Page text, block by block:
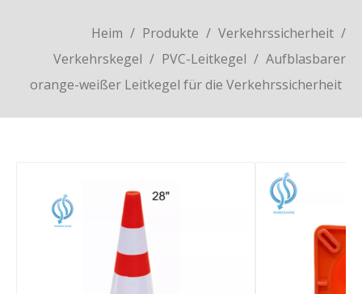
Heim / Produkte / Verkehrssicherheit /
Verkehrskegel / PVC-Leitkegel / Aufblasbarer
orange-weißer Leitkegel für die Verkehrssicherheit